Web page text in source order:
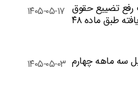
تضییع حقوق
پیمانکاران در پیمان‌های خاتمه یافته طبق ماده ۴۸
۱۴۰۵-۰۵-۱۷
سه ماهه چهارم ۱۴۰۵-۰۵-۰۳